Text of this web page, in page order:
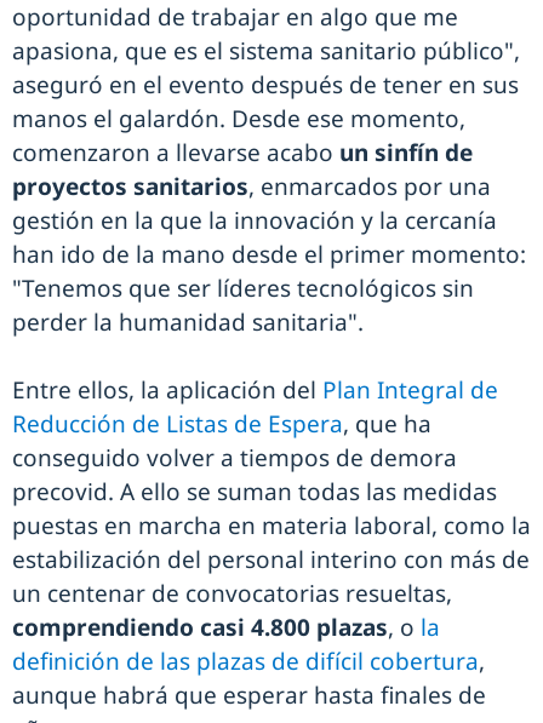
oportunidad de trabajar en algo que me
apasiona, que es el sistema sanitario público",
aseguró en el evento después de tener en sus
manos el galardón. Desde ese momento,
comenzaron a llevarse acabo un sinfín de
proyectos sanitarios, enmarcados por una
gestión en la que la innovación y la cercanía
han ido de la mano desde el primer momento:
"Tenemos que ser líderes tecnológicos sin
perder la humanidad sanitaria".
Entre ellos, la aplicación del Plan Integral de
Reducción de Listas de Espera, que ha
conseguido volver a tiempos de demora
precovid. A ello se suman todas las medidas
puestas en marcha en materia laboral, como la
estabilización del personal interino con más de
un centenar de convocatorias resueltas,
comprendiendo casi 4.800 plazas, o la
definición de las plazas de difícil cobertura,
aunque habrá que esperar hasta finales de